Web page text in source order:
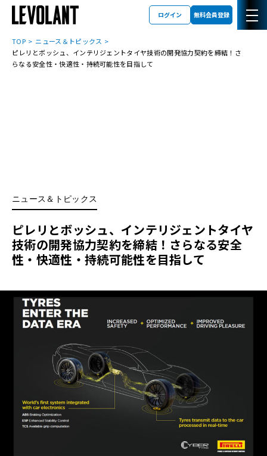
ログイン 無料会員登録
TOP
ニュース＆トピックス
ピレリとボッシュ、インテリジェントタイヤ技術の開発協力契約を締結！さ
らなる安全性・快適性・持続可能性を目指して
ニュース＆トピックス
ピレリとボッシュ、インテリジェントタイヤ
技術の開発協力契約を締結！さらなる安全
性・快適性・持続可能性を目指して